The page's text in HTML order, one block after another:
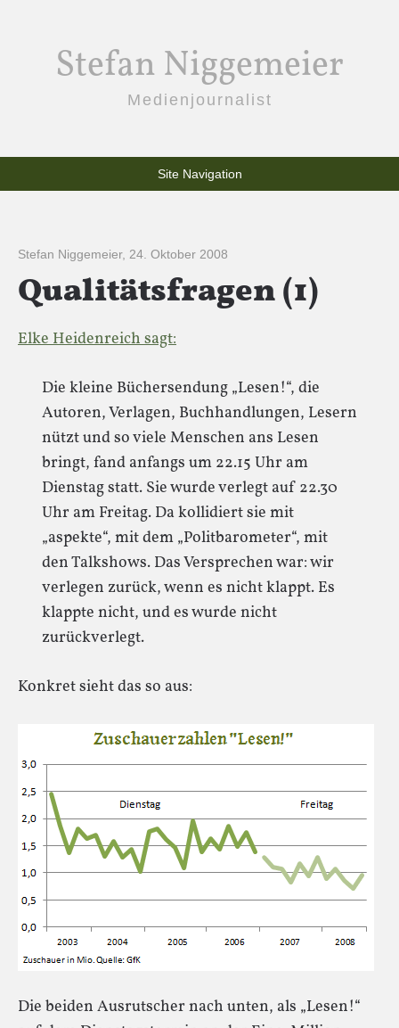
Stefan Niggemeier
Medienjournalist
Site Navigation
Stefan Niggemeier, 24. Oktober 2008
Qualitätsfragen (1)
Elke Heidenreich sagt:
Die kleine Büchersendung „Lesen!“, die
Autoren, Verlagen, Buchhandlungen, Lesern
nützt und so viele Menschen ans Lesen
bringt, fand anfangs um 22.15 Uhr am
Dienstag statt. Sie wurde verlegt auf 22.30
Uhr am Freitag. Da kollidiert sie mit
„aspekte“, mit dem „Politbarometer“, mit
den Talkshows. Das Versprechen war: wir
verlegen zurück, wenn es nicht klappt. Es
klappte nicht, und es wurde nicht
zurückverlegt.
Konkret sieht das so aus:
Die beiden Ausrutscher nach unten, als „Lesen!“